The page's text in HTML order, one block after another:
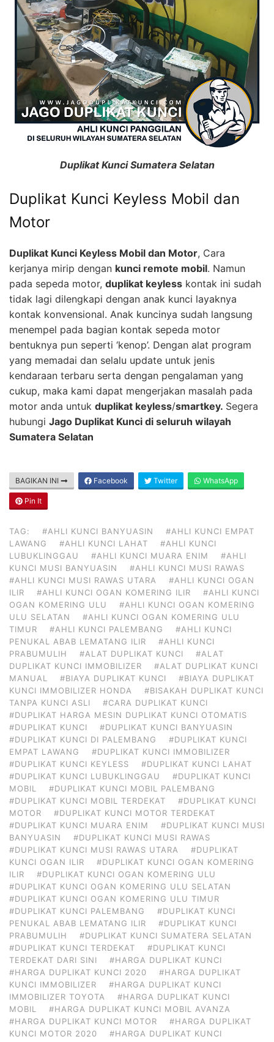
Duplikat Kunci Sumatera Selatan
Duplikat Kunci Keyless Mobil dan
Motor
Duplikat Kunci Keyless Mobil dan Motor, Cara
kerjanya mirip dengan kunci remote mobil. Namun
pada sepeda motor, duplikat keyless kontak ini sudah
tidak lagi dilengkapi dengan anak kunci layaknya
kontak konvensional. Anak kuncinya sudah langsung
menempel pada bagian kontak sepeda motor
bentuknya pun seperti ‘kenop’. Dengan alat program
yang memadai dan selalu update untuk jenis
kendaraan terbaru serta dengan pengalaman yang
cukup, maka kami dapat mengerjakan masalah pada
motor anda untuk duplikat keyless/smartkey. Segera
hubungi Jago Duplikat Kunci di seluruh wilayah
Sumatera Selatan
BAGIKAN INI Facebook Twitter WhatsApp
Pin It
TAG: #AHLI KUNCI BANYUASIN
#AHLI KUNCI EMPAT
LAWANG
#AHLI KUNCI LAHAT
#AHLI KUNCI
LUBUKLINGGAU
#AHLI KUNCI MUARA ENIM
#AHLI
KUNCI MUSI BANYUASIN
#AHLI KUNCI MUSI RAWAS
#AHLI KUNCI MUSI RAWAS UTARA
#AHLI KUNCI OGAN
ILIR
#AHLI KUNCI OGAN KOMERING ILIR
#AHLI KUNCI
OGAN KOMERING ULU
#AHLI KUNCI OGAN KOMERING
ULU SELATAN
#AHLI KUNCI OGAN KOMERING ULU
TIMUR
#AHLI KUNCI PALEMBANG
#AHLI KUNCI
PENUKAL ABAB LEMATANG ILIR
#AHLI KUNCI
PRABUMULIH
#ALAT DUPLIKAT KUNCI
#ALAT
DUPLIKAT KUNCI IMMOBILIZER
#ALAT DUPLIKAT KUNCI
MANUAL
#BIAYA DUPLIKAT KUNCI
#BIAYA DUPLIKAT
KUNCI IMMOBILIZER HONDA
#BISAKAH DUPLIKAT KUNCI
TANPA KUNCI ASLI
#CARA DUPLIKAT KUNCI
#DUPLIKAT HARGA MESIN DUPLIKAT KUNCI OTOMATIS
#DUPLIKAT KUNCI
#DUPLIKAT KUNCI BANYUASIN
#DUPLIKAT KUNCI DI PALEMBANG
#DUPLIKAT KUNCI
EMPAT LAWANG
#DUPLIKAT KUNCI IMMOBILIZER
#DUPLIKAT KUNCI KEYLESS
#DUPLIKAT KUNCI LAHAT
#DUPLIKAT KUNCI LUBUKLINGGAU
#DUPLIKAT KUNCI
MOBIL
#DUPLIKAT KUNCI MOBIL PALEMBANG
#DUPLIKAT KUNCI MOBIL TERDEKAT
#DUPLIKAT KUNCI
MOTOR
#DUPLIKAT KUNCI MOTOR TERDEKAT
#DUPLIKAT KUNCI MUARA ENIM
#DUPLIKAT KUNCI MUSI
BANYUASIN
#DUPLIKAT KUNCI MUSI RAWAS
#DUPLIKAT KUNCI MUSI RAWAS UTARA
#DUPLIKAT
KUNCI OGAN ILIR
#DUPLIKAT KUNCI OGAN KOMERING
ILIR
#DUPLIKAT KUNCI OGAN KOMERING ULU
#DUPLIKAT KUNCI OGAN KOMERING ULU SELATAN
#DUPLIKAT KUNCI OGAN KOMERING ULU TIMUR
#DUPLIKAT KUNCI PALEMBANG
#DUPLIKAT KUNCI
PENUKAL ABAB LEMATANG ILIR
#DUPLIKAT KUNCI
PRABUMULIH
#DUPLIKAT KUNCI SUMATERA SELATAN
#DUPLIKAT KUNCI TERDEKAT
#DUPLIKAT KUNCI
TERDEKAT DARI SINI
#HARGA DUPLIKAT KUNCI
#HARGA DUPLIKAT KUNCI 2020
#HARGA DUPLIKAT
KUNCI IMMOBILIZER
#HARGA DUPLIKAT KUNCI
IMMOBILIZER TOYOTA
#HARGA DUPLIKAT KUNCI
MOBIL
#HARGA DUPLIKAT KUNCI MOBIL AVANZA
#HARGA DUPLIKAT KUNCI MOTOR
#HARGA DUPLIKAT
KUNCI MOTOR 2020
#HARGA DUPLIKAT KUNCI